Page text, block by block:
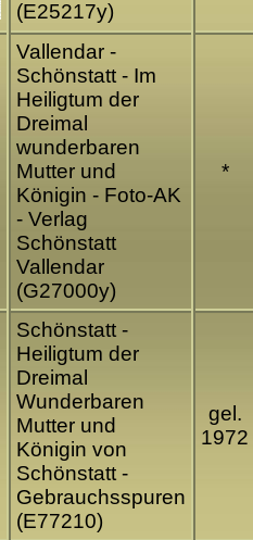
(E25217y)
Vallendar -
Schönstatt - Im
Heiligtum der
Dreimal
wunderbaren
Mutter und
Königin - Foto-AK
- Verlag
Schönstatt
Vallendar
(G27000y)
*
Schönstatt -
Heiligtum der
Dreimal
Wunderbaren
Mutter und
Königin von
Schönstatt -
Gebrauchsspuren
(E77210)
gel.
1972